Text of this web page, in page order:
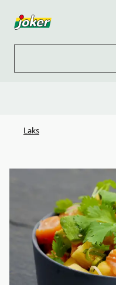
Laks